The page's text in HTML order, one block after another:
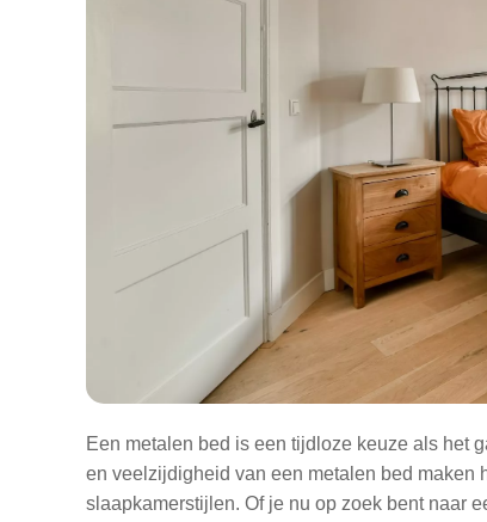
Een metalen bed is een tijdloze keuze als het
en veelzijdigheid van een metalen bed maken
slaapkamerstijlen. Of je nu op zoek bent naar